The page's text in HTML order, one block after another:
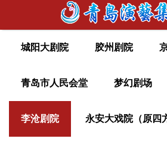
城阳大剧院 胶州剧院
青岛市人民会堂 梦幻剧场
李沧剧院 永安大戏院（原四